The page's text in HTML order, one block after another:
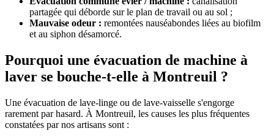
partagée qui déborde sur le plan de travail ou au sol ;
Mauvaise odeur : remontées nauséabondes liées au biofilm
et au siphon désamorcé.
Pourquoi une évacuation de machine à
laver se bouche-t-elle à Montreuil ?
Une évacuation de lave-linge ou de lave-vaisselle s'engorge
rarement par hasard. À Montreuil, les causes les plus fréquentes
constatées par nos artisans sont :